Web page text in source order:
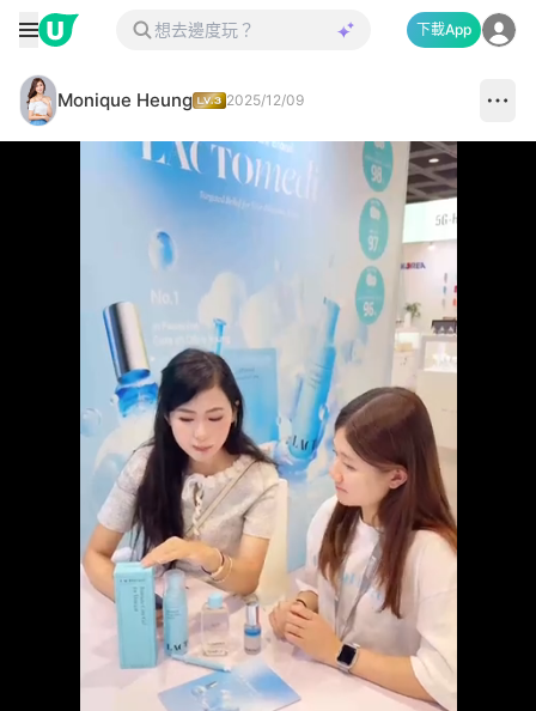
下載App
Monique Heung 2025/12/09